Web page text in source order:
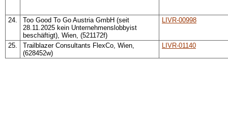
24.
Too Good To Go Austria GmbH (seit
28.11.2025 kein Unternehmenslobbyist
beschäftigt), Wien, (521172f)
LIVR-00998
25.
Trailblazer Consultants FlexCo, Wien,
(628452w)
LIVR-01140